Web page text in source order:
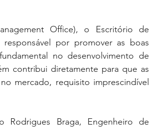
Office), o Escritório de
por promover as boas
no desenvolvimento de
contribui diretamente para que as
mercado, requisito imprescindível
Rodrigues Braga, Engenheiro de